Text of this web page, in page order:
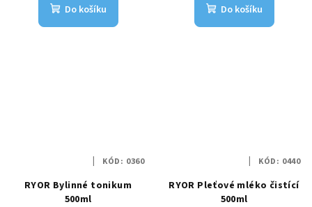
Do košíku Do košíku
RYOR Bylinné tonikum
500ml
KÓD: 0360
RYOR Pleťové mléko čistící
500ml
KÓD: 0440